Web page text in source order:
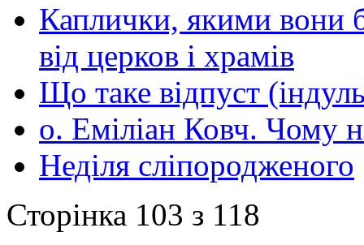
Каплички, якими вони
від церков і храмів
Що таке відпуст
о. Еміліан Ковч. Чому
Неділя сліпородженого
Сторінка 103 з 118